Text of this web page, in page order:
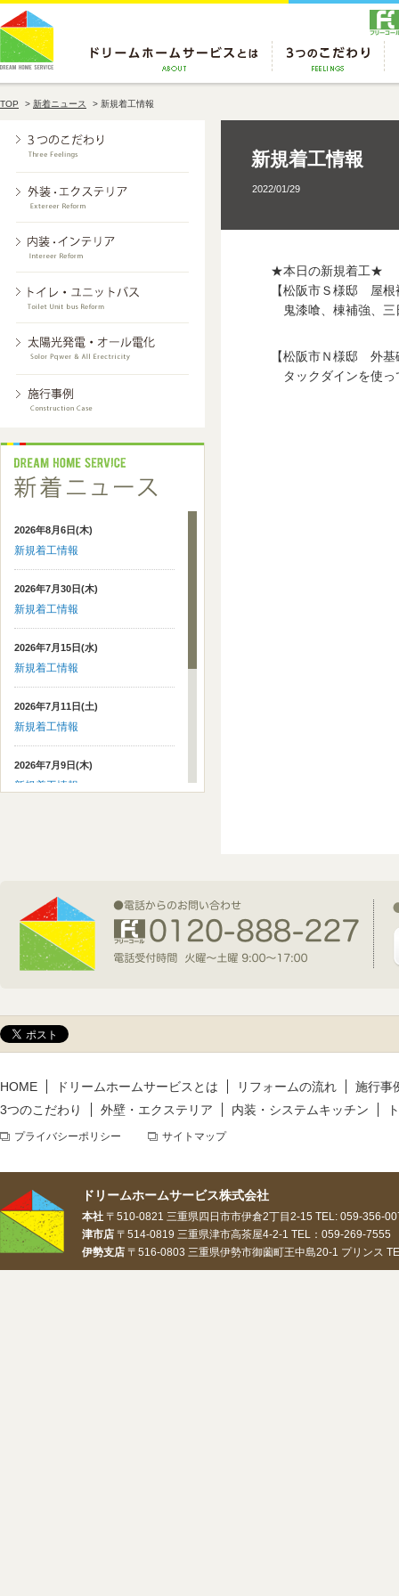
TOP > 新着ニュース > 新規着工情報
2026年8月6日(木)
新規着工情報
2026年7月30日(木)
新規着工情報
2026年7月15日(水)
新規着工情報
2026年7月11日(土)
新規着工情報
2026年7月9日(木)
新規着工情報
新規着工情報
2026年5月14日(木)
新規着工情報
新規着工情報
2022/01/29
★本日の新規着工★
【松阪市Ｓ様邸 屋根
鬼漆喰、棟補強、三
【松阪市Ｎ様邸 外
タックダインを使っ
HOME ドリームホームサービスとは リフォームの流れ
施行事
3つのこだわり
外壁・エクステリア 内装・システムキッチン
プライバシーポリシー サイトマップ
ドリームホームサービス株式会社
本社 〒510-0821 三重県四日市市伊倉2丁目2-15 TEL: 059-356-
津市店 〒514-0819 三重県津市高茶屋4-2-1 TEL：059-269-
伊勢支店 〒516-0803 三重県伊勢市御薗町王中島20-1 プリンス